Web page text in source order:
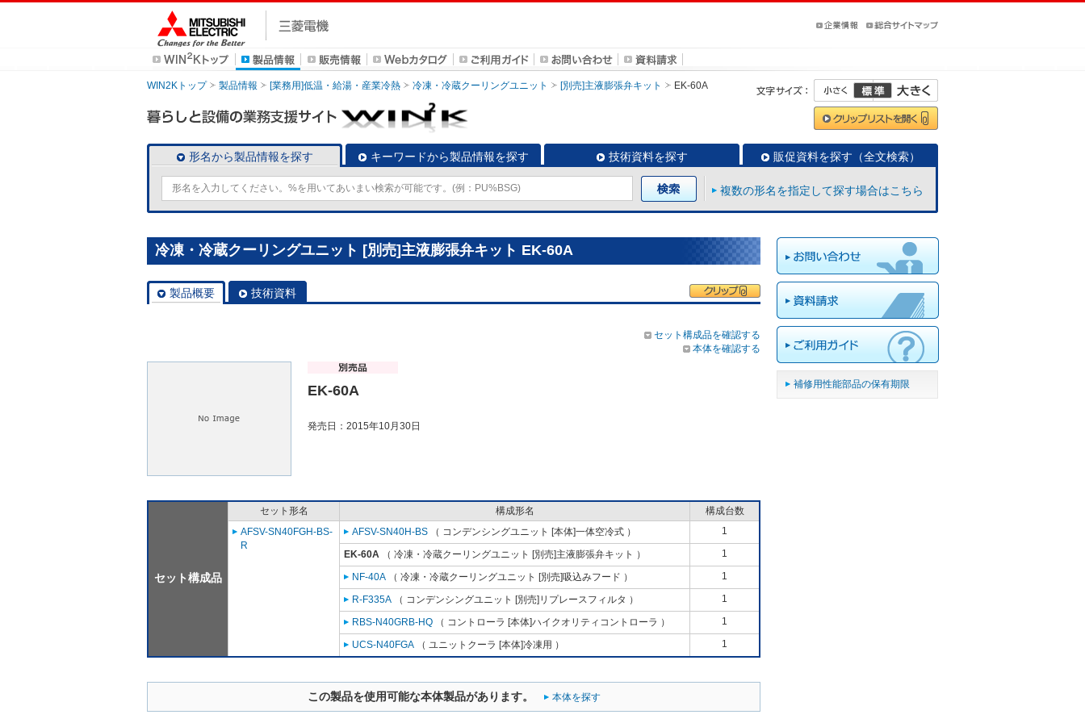
WIN2Kトップ 製品情報 [業務用]低温・給湯・産業冷熱 冷凍・冷蔵クーリングユニット [別売]主液膨張弁キット EK-60A
形名から製品情報を探す キーワードから製品情報を探す 技術資料を探す 販促資料を探す（全文検索）
複数の形名を指定して探す場合はこちら
冷凍・冷蔵クーリングユニット [別売]主液膨張弁キット EK-60A
製品概要 技術資料
セット構成品を確認する
本体を確認する
EK-60A
発売日：2015年10月30日
セット構成品
セット形名 構成形名
構成台数
AFSV-SN40FGH-BS-
R
AFSV-SN40H-BS （ コンデンシングユニット [本体]一体空冷式 ） 1
EK-60A （ 冷凍・冷蔵クーリングユニット [別売]主液膨張弁キット ） 1
NF-40A （ 冷凍・冷蔵クーリングユニット [別売]吸込みフード ） 1
R-F335A （ コンデンシングユニット [別売]リプレースフィルタ ） 1
RBS-N40GRB-HQ （ コントローラ [本体]ハイクオリティコントローラ ） 1
UCS-N40FGA （ ユニットクーラ [本体]冷凍用 ） 1
この製品を使用可能な本体製品があります。 本体を探す
補修用性能部品の保有期限